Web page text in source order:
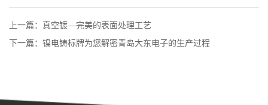
上一篇：真空镀—完美的表面处理工艺
下一篇：镍电铸标牌为您解密青岛大东电子的生产过程